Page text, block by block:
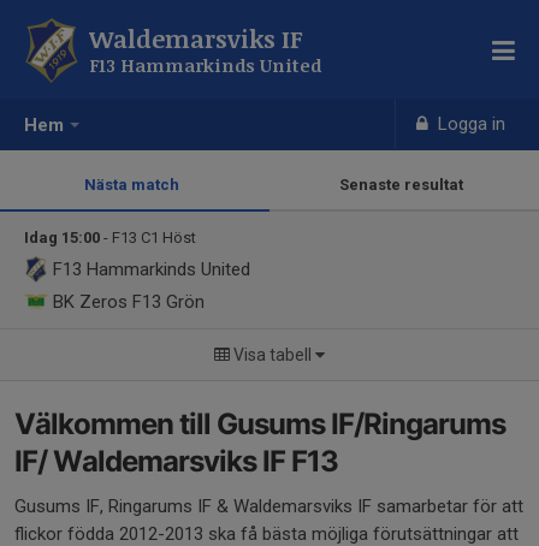
Hem Logga in
Waldemarsviks IF
F13 Hammarkinds United
Nästa match Senaste resultat
Idag 15:00 - F13 C1 Höst
F13 Hammarkinds United
BK Zeros F13 Grön
Visa tabell
Välkommen till Gusums IF/Ringarums
IF/ Waldemarsviks IF F13
Gusums IF, Ringarums IF & Waldemarsviks IF samarbetar för att
flickor födda 2012-2013 ska få bästa möjliga förutsättningar att